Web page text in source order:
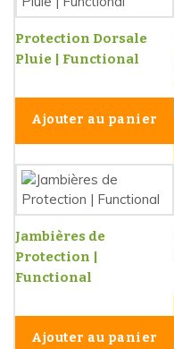
Protection Dorsale
Pluie | Functional
Ajouter au panier
Jambières de
Protection |
Functional
Ajouter au panier